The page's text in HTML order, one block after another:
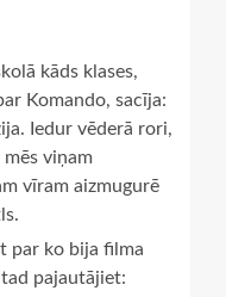
kāds klases,
Komando, sacīja:
Iedur vēderā rori,
mēs viņam
vīram aizmugurē
par ko bija filma
pajautājiet: